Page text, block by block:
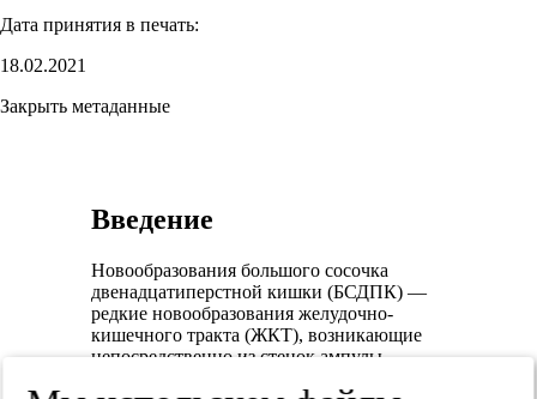
Дата принятия в печать:
18.02.2021
Закрыть метаданные
Введение
Новообразования большого сосочка
двенадцатиперстной кишки (БСДПК) —
редкие новообразования желудочно-
кишечного тракта (ЖКТ), возникающие
непосредственно из стенок ампулы